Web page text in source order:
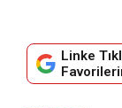
Linke